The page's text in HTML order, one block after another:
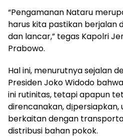
“Pengamanan Nataru
harus kita pastikan berjalan
dan lancar,” tegas Kapolri
Prabowo.
Hal ini, menurutnya sejalan
Presiden Joko Widodo
ini rutinitas, tetapi apapun
direncanakan, dịpersiapkan,
berkaitan dengan
distribusi bahan pokok.